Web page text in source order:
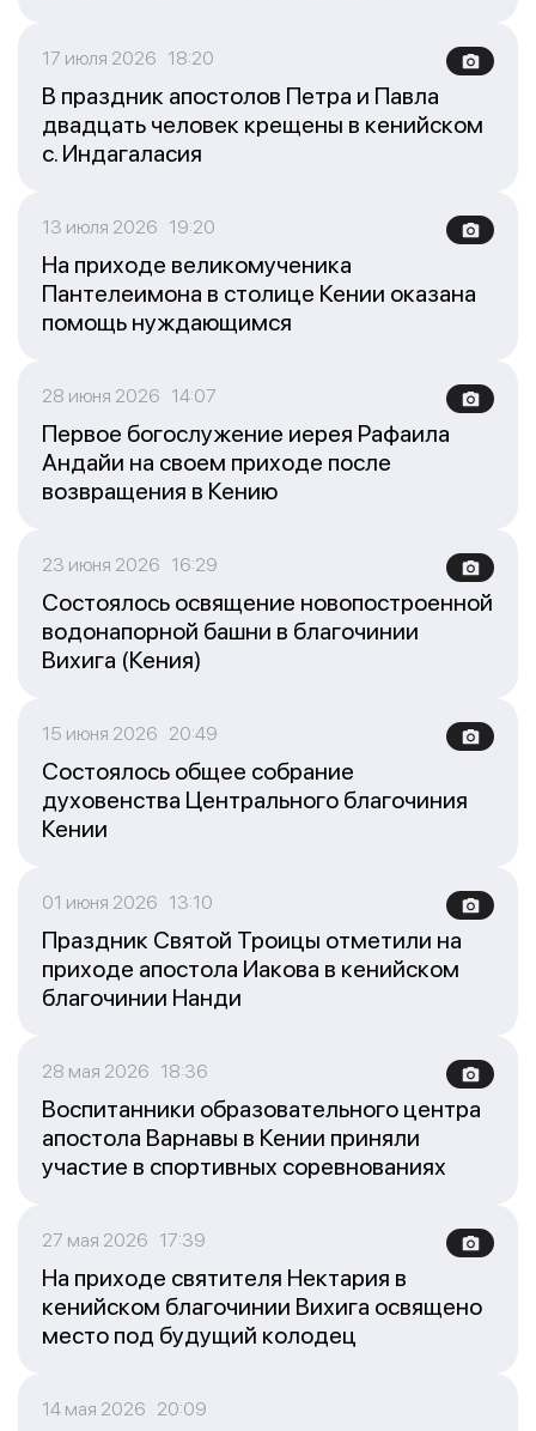
17 июля 2026 18:20
В праздник апостолов Петра и Павла
двадцать человек крещены в кенийском
с. Индагаласия
13 июля 2026 19:20
На приходе великомученика
Пантелеимона в столице Кении оказана
помощь нуждающимся
28 июня 2026 14:07
Первое богослужение иерея Рафаила
Андайи на своем приходе после
возвращения в Кению
23 июня 2026 16:29
Состоялось освящение новопостроенной
водонапорной башни в благочинии
Вихига (Кения)
15 июня 2026 20:49
Состоялось общее собрание
духовенства Центрального благочиния
Кении
01 июня 2026 13:10
Праздник Святой Троицы отметили на
приходе апостола Иакова в кенийском
благочинии Нанди
28 мая 2026 18:36
Воспитанники образовательного центра
апостола Варнавы в Кении приняли
участие в спортивных соревнованиях
27 мая 2026 17:39
На приходе святителя Нектария в
кенийском благочинии Вихига освящено
место под будущий колодец
14 мая 2026 20:09